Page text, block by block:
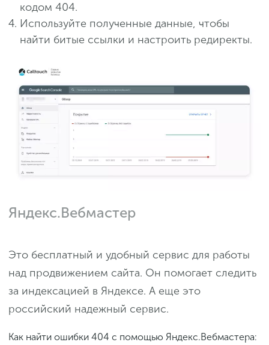
кодом 404.
Используйте полученные данные, чтобы
найти битые ссылки и настроить редиректы.
Яндекс.Вебмастер
Это бесплатный и удобный сервис для работы
над продвижением сайта. Он помогает следить
за индексацией в Яндексе. А еще это
российский надежный сервис.
Как найти ошибки 404 с помощью Яндекс.Вебмастера: